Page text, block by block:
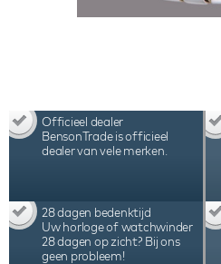
Officieel dealer
BensonTrade is officieel
dealer van vele merken.
28 dagen bedenktijd
Uw horloge of watchwinder
28 dagen op zicht? Bij ons
geen probleem!